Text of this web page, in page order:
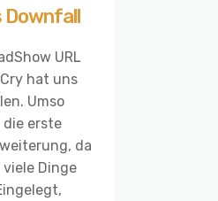
Downfall
URL
hat uns
Umso
erste
da
Dinge